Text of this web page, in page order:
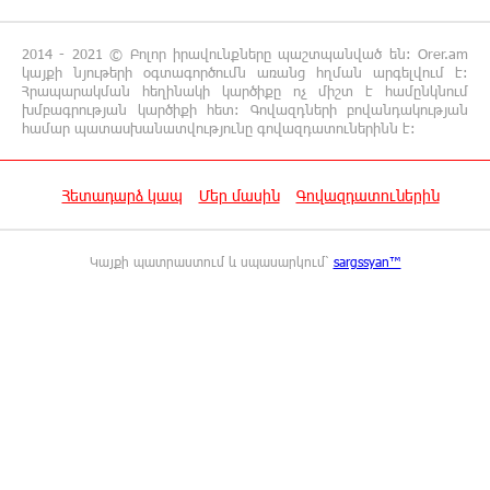
18:02:08 5-08-2026
Եթե ուսումնասիրենք ասֆալտապատման
աշխատանքները, ապա կբացահայտենք
մեծագույն խախտումներ. Հրայր Կամենդատյան
World քարտը՝ ճանապարհորդական
2014 - 2021 © Բոլոր իրավունքները պաշտպանված են: Orer.am
կայքի նյութերի օգտագործումն առանց հղման արգելվում է:
Հրապարակման հեղինակի կարծիքը ոչ միշտ է համընկնում
խմբագրության կարծիքի հետ: Գովազդների բովանդակության
համար պատասխանատվությունը գովազդատուներինն է:
Հետադարձ կապ Մեր մասին Գովազդատուներին
Կայքի պատրաստում և սպասարկում՝ sargssyan™